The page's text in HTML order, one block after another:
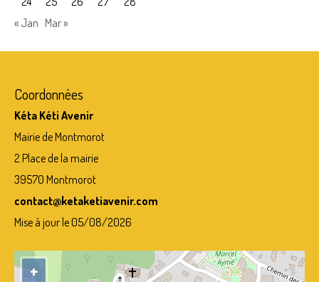
PHOTOS
CONTACT
« Jan Mar »
Coordonnées
Kéta Kéti Avenir
Mairie de Montmorot
2 Place de la mairie
39570 Montmorot
contact@ketaketiavenir.com
Mise à jour le 05/08/2026
+